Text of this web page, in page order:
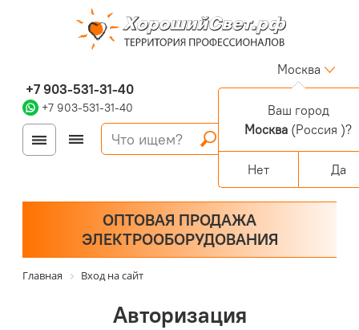
+7 903-531-31-40
+7 903-531-31-40
Москва
Войти
Регистрация
Корзина
0 позиций
Персональный раздел
ОПТОВАЯ ПРОДАЖА
ЭЛЕКТРООБОРУДОВАНИЯ
Главная Вход на сайт
Авторизация
Ваш город
Москва (Россия )?
Нет Да